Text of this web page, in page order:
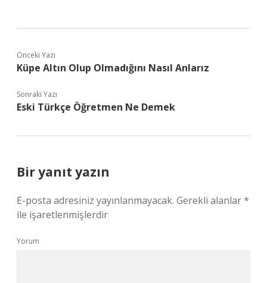
Önceki Yazı
Küpe Altın Olup Olmadığını Nasıl Anlarız
Sonraki Yazı
Eski Türkçe Öğretmen Ne Demek
Bir yanıt yazın
E-posta adresiniz yayınlanmayacak. Gerekli alanlar*
ile işaretlenmişlerdir
Yorum